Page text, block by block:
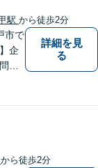
駅 から徒歩2分
市で
企
題
へ
い
詳細を見
る
から徒歩2分